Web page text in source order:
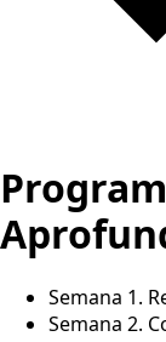
Semana 1.
Semana 2.